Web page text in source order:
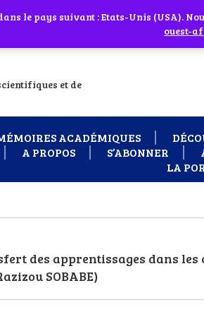
WhatsApp en cliquant sur l'icône
et de
ACADÉMIQUES
A PROPOS S’ABONNER
LA
des apprentissages dans les
SOBABE)
Si vous avez besoin d'assistance
le pays suivant : Etats-Unis
ouest-